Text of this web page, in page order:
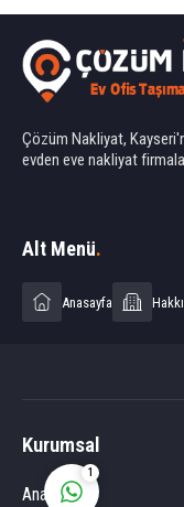
Çözüm Nakliyat,
evden eve nakliyat
Alt Menü.
Anasayfa
Kurumsal
Anasayfa
1